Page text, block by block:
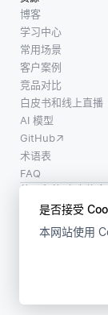
是否接受
本网站使用
博客
学习中心
常用场景
客户案例
竞品对比
白皮书和线上直播
AI 模型
GitHub
术语表
FAQ
使用条款·个人信
LF AI、LF AI &
Foundation 所有商
版权所有 ©2026 上